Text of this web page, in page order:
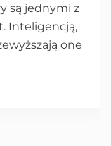
są jednymi z
Inteligencją,
one